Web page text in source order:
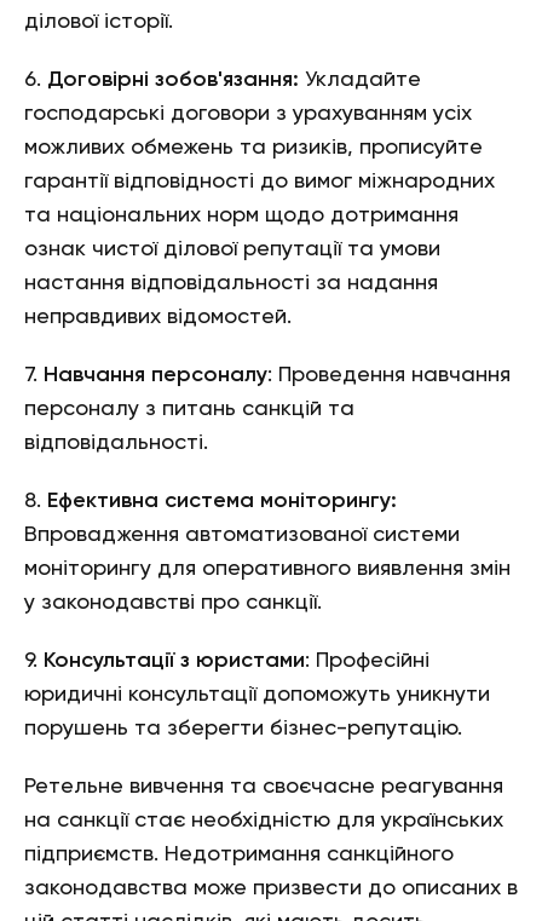
ділової історії.
6. Договірні зобов'язання: Укладайте
господарські договори з урахуванням усіх
можливих обмежень та ризиків, прописуйте
гарантії відповідності до вимог міжнародних
та національних норм щодо дотримання
ознак чистої ділової репутації та умови
настання відповідальності за надання
неправдивих відомостей.
7. Навчання персоналу: Проведення навчання
персоналу з питань санкцій та
відповідальності.
8. Ефективна система моніторингу:
Впровадження автоматизованої системи
моніторингу для оперативного виявлення змін
у законодавстві про санкції.
9. Консультації з юристами: Професійні
юридичні консультації допоможуть уникнути
порушень та зберегти бізнес-репутацію.
Ретельне вивчення та своєчасне реагування
на санкції стає необхідністю для українських
підприємств. Недотримання санкційного
законодавства може призвести до описаних в